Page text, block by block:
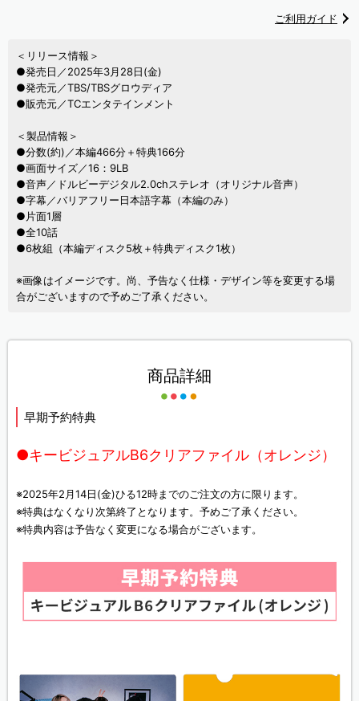
ご利用ガイド
＜リリース情報＞
●発売日／2025年3月28日(金)
●発売元／TBS/TBSグロウディア
●販売元／TCエンタテインメント
＜製品情報＞
●分数(約)／本編466分＋特典166分
●画面サイズ／16：9LB
●音声／ドルビーデジタル2.0chステレオ（オリジナル音声）
●字幕／バリアフリー日本語字幕（本編のみ）
●片面1層
●全10話
●6枚組（本編ディスク5枚＋特典ディスク1枚）
※画像はイメージです。尚、予告なく仕様・デザイン等を変更する場
合がございますので予めご了承ください。
商品詳細
早期予約特典
●キービジュアルB6クリアファイル（オレンジ）
※2025年2月14日(金)ひる12時までのご注文の方に限ります。
※特典はなくなり次第終了となります。予めご了承ください。
※特典内容は予告なく変更になる場合がございます。